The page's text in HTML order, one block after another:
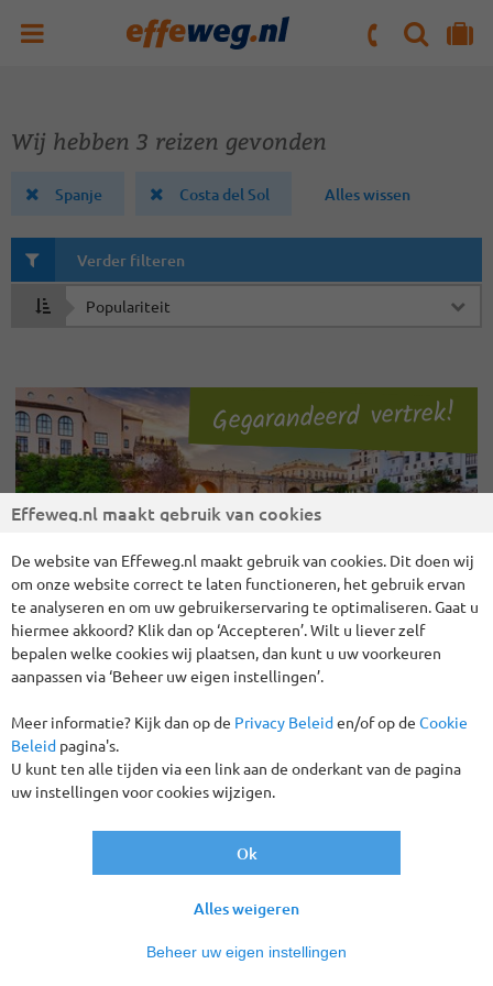
ZOEKENNAAR 'MIJN REIS' OMGEVING
Wij hebben 3 reizen gevonden
Spanje Costa del Sol Alles wissen
Sorteren
Verder filteren
Vliegreis 29 dagen overwinteren Costa
Ilunion Miramar
SPANJE 29 DAGEN
Gegarandeerd vertrek!
Gegarandeerd vertrek!
Effeweg.nl maakt gebruik van cookies
De website van Effeweg.nl maakt gebruik van cookies. Dit doen wij
om onze website correct te laten functioneren, het gebruik ervan
te analyseren en om uw gebruikerservaring te optimaliseren. Gaat u
hiermee akkoord? Klik dan op ‘Accepteren’. Wilt u liever zelf
bepalen welke cookies wij plaatsen, dan kunt u uw voorkeuren
aanpassen via ‘Beheer uw eigen instellingen’.
Meer informatie? Kijk dan op de Privacy Beleiden/of op de Cookie
Beleid pagina's.
U kunt ten alle tijden via een link aan de onderkant van de pagina
uw instellingen voor cookies wijzigen.
Beheer uw eigen instellingen
Alles weigeren
Ok